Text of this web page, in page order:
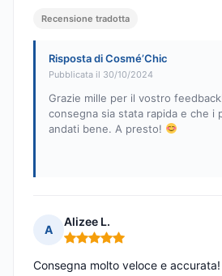
Recensione tradotta
Risposta di Cosmé’Chic
Pubblicata il 30/10/2024
Grazie mille per il vostro
consegna sia stata rapida e che i
andati bene. A presto!
A
Alizee L.
Nota: 5 su 5
Consegna molto veloce e